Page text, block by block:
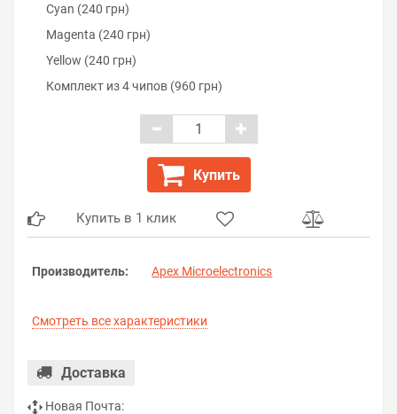
Cyan (240 грн)
Magenta (240 грн)
Yellow (240 грн)
Комплект из 4 чипов (960 грн)
Купить
Купить в 1 клик
Производитель: Apex Microelectronics
Смотреть все характеристики
Доставка
Новая Почта: